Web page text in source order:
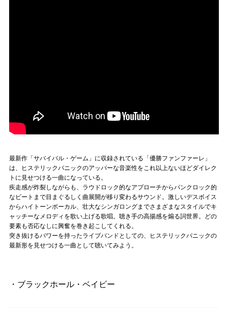
最新作「サバイバル・ゲーム」に収録されている「優勝ファンファーレ」
は、ヒステリックパニックのアッパーな音楽性をこれ以上ないほどダイレク
トに見せつける一曲になっている。
疾走感が炸裂しながらも、ラウドロック的なアプローチからパンクロック的
なビートまで目まぐるしく曲展開が移り変わるサウンド。激しいデスボイス
からハイトーンボーカル、壮大なシンガロングまでさまざまなスタイルでキ
ャッチーなメロディを歌い上げる歌唱。聴き手の高揚感を煽る詞世界。どの
要素も否応なしに興奮を巻き起こしてくれる。
突き抜けるパワーを持ったライブバンドとしての、ヒステリックパニックの
最新形を見せつける一曲として聴いてみよう。
・ブラックホール・ベイビー